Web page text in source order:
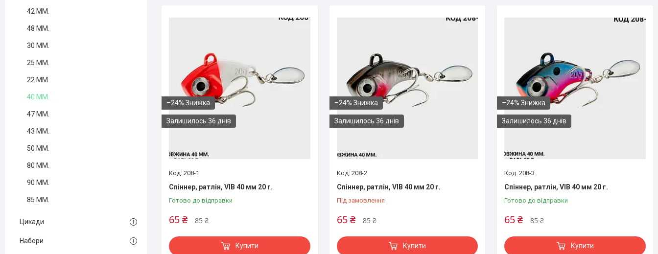
–24%
Залишилось 36 днів
208-1
Спіннер, ратлін, VIB 40 мм 20 г.
Готово до відправки
85 ₴
65 ₴
Купити
–24%
Залишилось 36 днів
208-2
Спіннер, ратлін, VIB 40 мм 20 г.
Під замовлення
85 ₴
65 ₴
Купити
–24%
Залишилось 36 днів
208-3
Спіннер, ратлін, VIB 40 мм 20 г.
Готово до відправки
85 ₴
65 ₴
Купити
42 ММ.
48 ММ.
30 ММ.
25 ММ.
22 ММ
40 ММ.
47 ММ.
43 ММ.
50 ММ.
80 ММ.
90 ММ.
85 ММ.
Цикади
Набори